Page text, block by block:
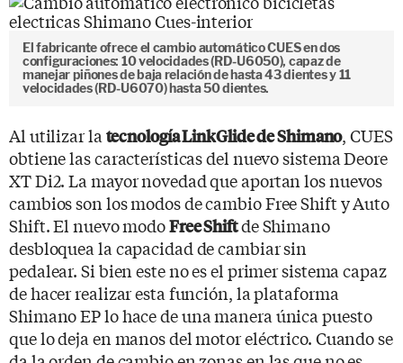
El fabricante ofrece el cambio automático CUES en dos
configuraciones: 10 velocidades (RD-U6050), capaz de
manejar piñones de baja relación de hasta 43 dientes y 11
velocidades (RD-U6070) hasta 50 dientes.
Al utilizar la tecnología LinkGlide de Shimano, CUES
obtiene las características del nuevo sistema Deore
XT Di2. La mayor novedad que aportan los nuevos
cambios son los modos de cambio Free Shift y Auto
Shift. El nuevo modoFree Shiftde Shimano
desbloquea la capacidad de cambiar sin
pedalear. Si bien este no es el primer sistema capaz
de hacer realizar esta función, la plataforma
Shimano EP lo hace de una manera única puesto
que lo deja en manos del motor eléctrico. Cuando se